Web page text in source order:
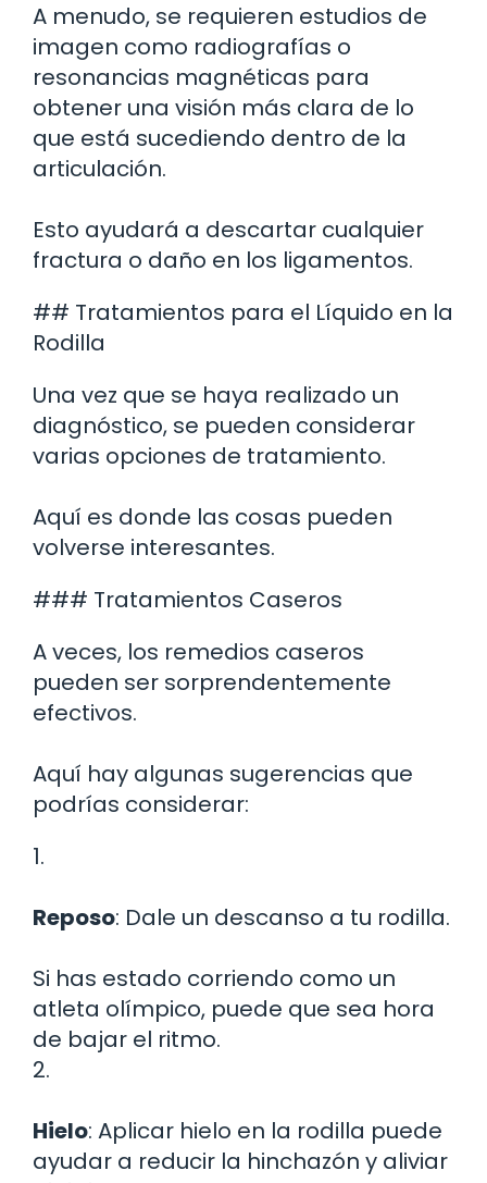
A menudo, se requieren estudios de
imagen como radiografías o
resonancias magnéticas para
obtener una visión más clara de lo
que está sucediendo dentro de la
articulación.
Esto ayudará a descartar cualquier
fractura o daño en los ligamentos.
## Tratamientos para el Líquido en la
Rodilla
Una vez que se haya realizado un
diagnóstico, se pueden considerar
varias opciones de tratamiento.
Aquí es donde las cosas pueden
volverse interesantes.
### Tratamientos Caseros
A veces, los remedios caseros
pueden ser sorprendentemente
efectivos.
Aquí hay algunas sugerencias que
podrías considerar:
1.
Reposo: Dale un descanso a tu rodilla.
Si has estado corriendo como un
atleta olímpico, puede que sea hora
de bajar el ritmo.
2.
Hielo: Aplicar hielo en la rodilla puede
ayudar a reducir la hinchazón y aliviar